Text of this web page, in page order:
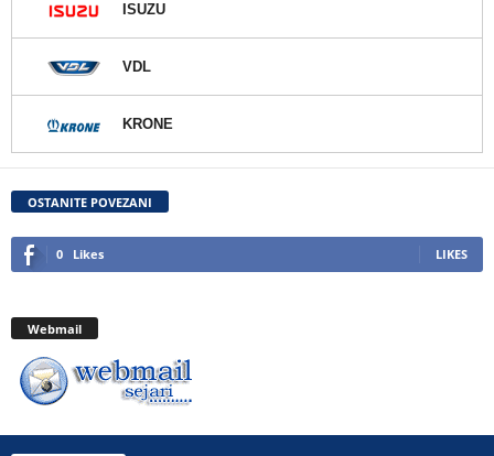
ISUZU
VDL
KRONE
OSTANITE POVEZANI
0 Likes LIKES
Webmail